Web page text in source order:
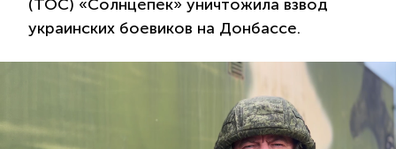
(ТОС) «Солнцепек» уничтожила взвод
украинских боевиков на Донбассе.